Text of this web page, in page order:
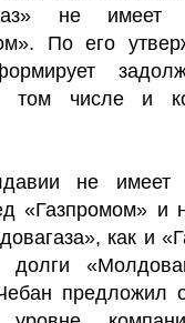
не имеет
По его
том числе и
не имеет
«Газпромом» и
как и
долги
предложил